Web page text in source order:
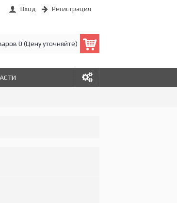
Вход Регистрация
0 (Цену уточняйте)